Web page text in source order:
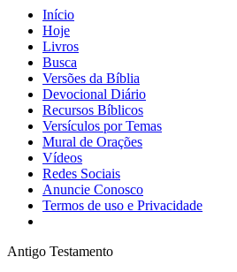
Início
Hoje
Livros
Busca
Versões da Bíblia
Devocional Diário
Recursos Bíblicos
Versículos por Temas
Mural de Orações
Vídeos
Redes Sociais
Anuncie Conosco
Termos de uso e Privacidade
Antigo Testamento